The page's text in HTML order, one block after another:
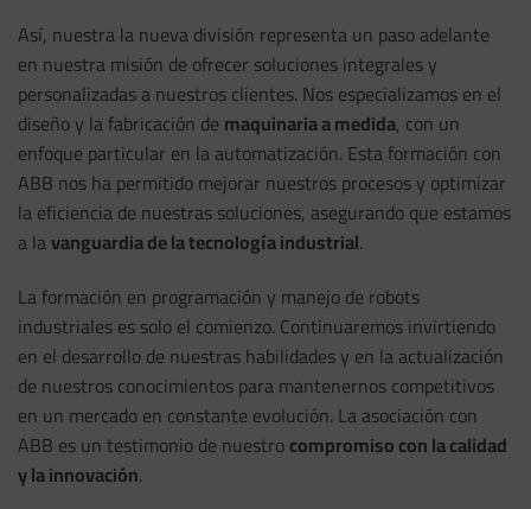
Así, nuestra la nueva división representa un paso adelante
en nuestra misión de ofrecer soluciones integrales y
personalizadas a nuestros clientes. Nos especializamos en el
diseño y la fabricación de maquinaria a medida, con un
enfoque particular en la automatización. Esta formación con
ABB nos ha permitido mejorar nuestros procesos y optimizar
la eficiencia de nuestras soluciones, asegurando que estamos
a lavanguardia de la tecnología industrial.
La formación en programación y manejo de robots
industriales es solo el comienzo. Continuaremos invirtiendo
en el desarrollo de nuestras habilidades y en la actualización
de nuestros conocimientos para mantenernos competitivos
en un mercado en constante evolución. La asociación con
ABB es un testimonio de nuestrocompromiso con la calidad
y la innovación.